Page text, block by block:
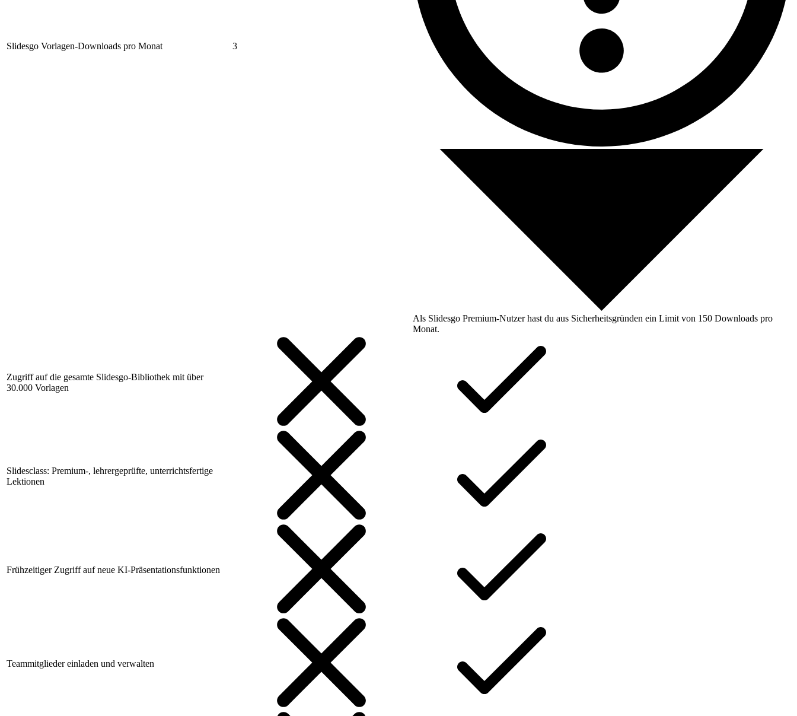
Slidesgo Vorlagen-Downloads pro Monat 3
Als Slidesgo Premium-Nutzer hast du aus Sicherheitsgründen ein Limit von 150 Downloads pro
Monat.
Zugriff auf die gesamte Slidesgo-Bibliothek mit über
30.000 Vorlagen
Slidesclass: Premium-, lehrergeprüfte, unterrichtsfertige
Lektionen
Frühzeitiger Zugriff auf neue KI-Präsentationsfunktionen
Teammitglieder einladen und verwalten